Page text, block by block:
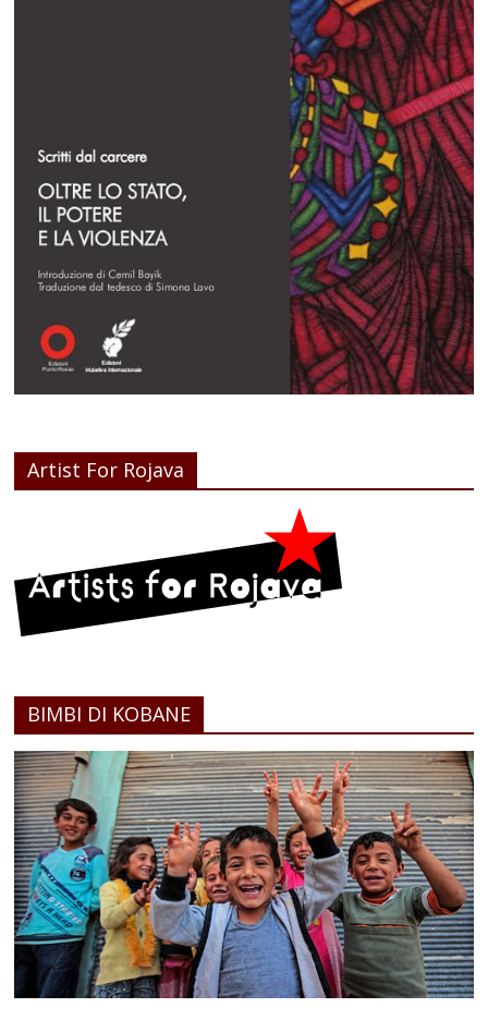
Artist For Rojava
BIMBI DI KOBANE